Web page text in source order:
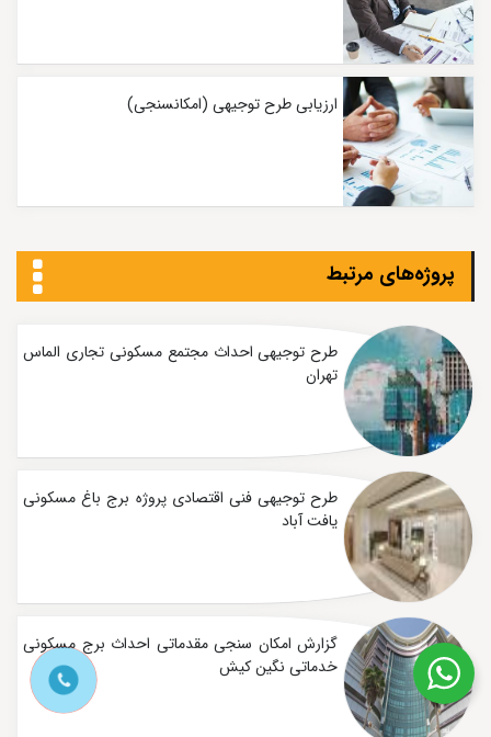
ارزیابی طرح توجیهی (امکانسنجی)
پروژه‌های مرتبط
طرح توجیهی احداث مجتمع مسکونی تجاری الماس
تهران
طرح توجیهی فنی اقتصادی پروژه برج باغ مسکونی
یافت آباد
گزارش امکان سنجی مقدماتی احداث برج مسکونی
خدماتی نگین کیش